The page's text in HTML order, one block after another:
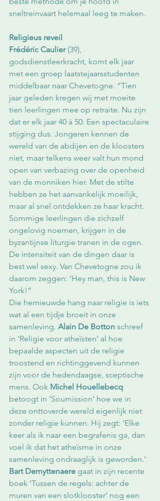
sneltreinvaart helemaal leeg te maken.
Religieus reveil
Frédéric Caulier (39),
godsdienstleerkracht, komt elk jaar
met een groep laatstejaarsstudenten
middelbaar naar Chevetogne. “Tien
jaar geleden kregen wij met moeite
tien leerlingen mee op retraite. Nu zijn
dat er elk jaar 40 à 50. Een spectaculaire
stijging dus. Jongeren kennen de
wereld van de abdijen en de kloosters
niet, maar telkens weer valt hun mond
open van verbazing over de openheid
van de monniken hier. Met de stilte
hebben ze het aanvankelijk moeilijk,
maar al snel ontdekken ze haar kracht.
Sommige leerlingen die zichzelf
ongelovig noemen, krijgen in de
byzantijnse liturgie tranen in de ogen.
De intensiteit van de dingen daar is
best wel sexy. Van Chevetogne zou ik
daarom zeggen: ‘Hey man, this is New
York!”
Die hernieuwde hang naar religie is iets
wat al een tijdje broeit in onze
samenleving. Alain De Botton schreef
in ‘Religie voor atheïsten’ al hoe
bepaalde aspecten uit de religie
troostend en richtinggevend kunnen
zijn voor de hedendaagse, sceptische
mens. Ook Michel Houellebecq
betoogt in ‘Soumission’ hoe we in
deze onttoverde wereld eigenlijk niet
zonder religie kunnen. Hij zegt: ‘Elke
keer als ik naar een begrafenis ga, dan
voel ik dat het atheïsme in onze
samenleving ondraaglijk is geworden.’
Bart Demyttenaere gaat in zijn recente
boek ‘Tussen de regels: achter de
muren van een slotklooster‘ nog een